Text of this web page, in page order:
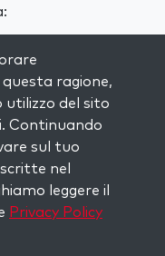
e ricevi
nella tua
questa ragione,
del sito
Continuando
sul tuo
nel
leggere il
Privacy Policy